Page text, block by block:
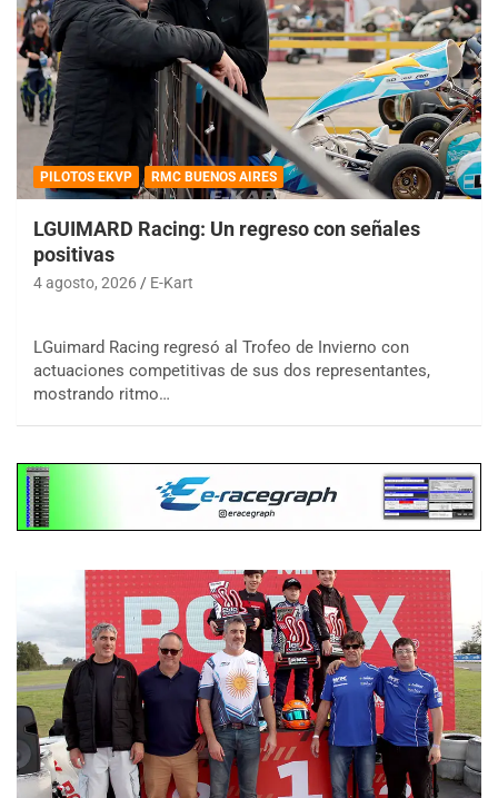
PILOTOS EKVP RMC BUENOS AIRES
LGUIMARD Racing: Un regreso con señales
positivas
4 agosto, 2026 E-Kart
LGuimard Racing regresó al Trofeo de Invierno con
actuaciones competitivas de sus dos representantes,
mostrando ritmo…